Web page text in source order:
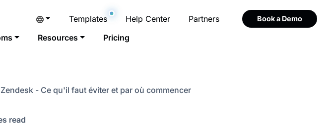
Templates Help Center Partners Book a Demo
Resources Pricing
- Ce qu'il faut éviter et par où commencer
read